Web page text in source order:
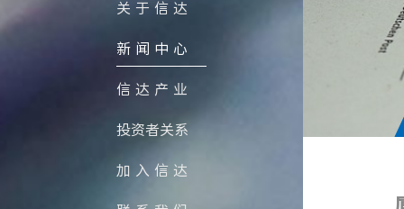
关于信达
新闻中心
信达产业
投资者关系
加入信达